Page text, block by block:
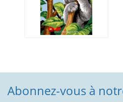
Abonnez-vous à